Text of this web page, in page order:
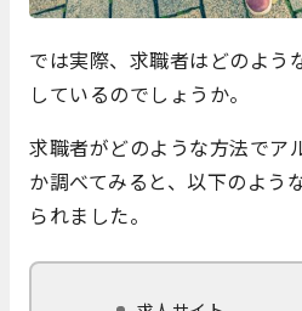
では実際、求職者はどのよう
しているのでしょうか。
求職者がどのような方法でア
か調べてみると、以下のよう
られました。